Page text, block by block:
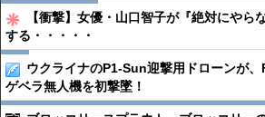
【衝撃】女優・山口智子が『絶対にやら
する・・・・・
ウクライナのP1-Sun迎撃用ドローンが
ゲベラ無人機を初撃墜！